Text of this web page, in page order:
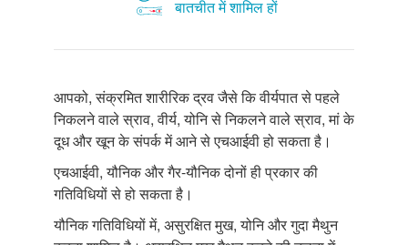
बातचीत में शामिल हों
आपको, संक्रमित शारीरिक द्रव जैसे कि वीर्यपात से पहले
निकलने वाले स्राव, वीर्य, योनि से निकलने वाले स्राव, मां के
दूध और खून के संपर्क में आने से एचआईवी हो सकता है।
एचआईवी, यौनिक और गैर-यौनिक दोनों ही प्रकार की
गतिविधियों से हो सकता है।
यौनिक गतिविधियों में, असुरक्षित मुख, योनि और गुदा मैथुन